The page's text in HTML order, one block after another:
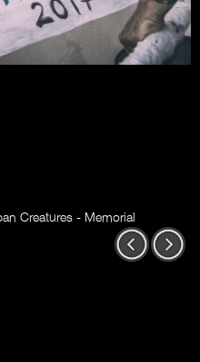
Creatures - Memorial